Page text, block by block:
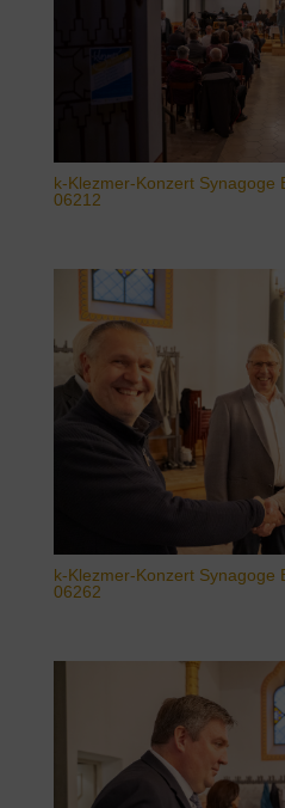
k-Klezmer-Konzert Synagoge
06212
k-Klezmer-Konzert Synagoge
06262